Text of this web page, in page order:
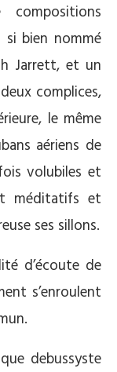
si bien nommé
Jarrett, et un
complices,
le même
aériens de
volubiles et
méditatifs et
ses sillons.
d’écoute de
s’enroulent
debussyste